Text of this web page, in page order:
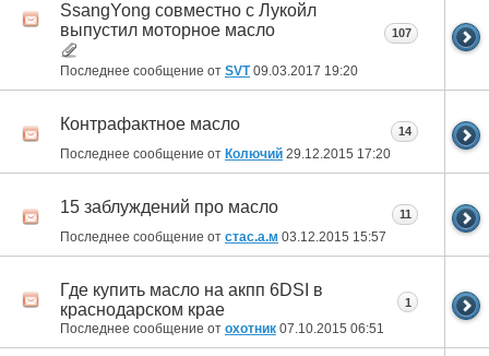
SsangYong совместно с Лукойл
выпустил моторное масло
Последнее сообщение от SVT09.03.2017 19:20
107
Контрафактное масло
Последнее сообщение от Колючий 29.12.2015 17:20
14
15 заблуждений про масло
Последнее сообщение от стас.а.м 03.12.2015 15:57
11
Где купить масло на акпп 6DSI в
краснодарском крае
Последнее сообщение от охотник 07.10.2015 06:51
1